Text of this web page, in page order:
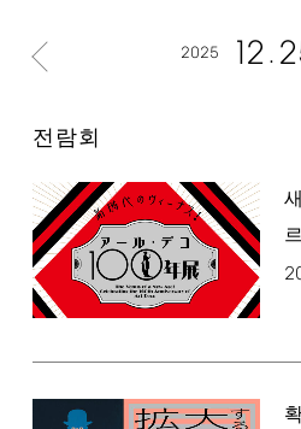
2025 12
전람회